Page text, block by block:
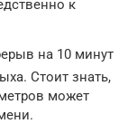
к
на 10 минут
Стоит знать,
может